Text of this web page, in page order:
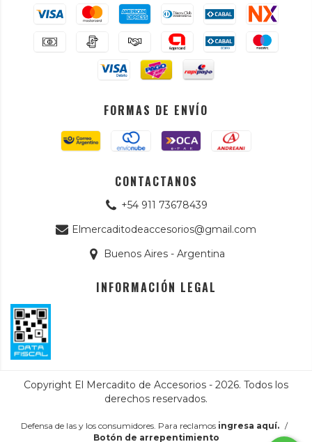
FORMAS DE ENVÍO
CONTACTANOS
+54 911 73678439
Elmercaditodeaccesorios@gmail.com
Buenos Aires - Argentina
INFORMACIÓN LEGAL
Copyright El Mercadito de Accesorios - 2026. Todos los
derechos reservados.
Defensa de las y los consumidores. Para reclamos ingresa aquí. /
Botón de arrepentimiento